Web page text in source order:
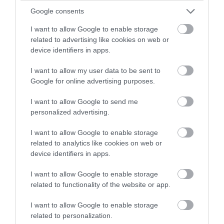
Google consents
I want to allow Google to enable storage
related to advertising like cookies on web or
device identifiers in apps.
I want to allow my user data to be sent to
Google for online advertising purposes.
I want to allow Google to send me
personalized advertising.
I want to allow Google to enable storage
related to analytics like cookies on web or
device identifiers in apps.
I want to allow Google to enable storage
related to functionality of the website or app.
I want to allow Google to enable storage
related to personalization.
επιχειρήσεις
Σήμερα το μεγαλύτερο πανηγύρι του
καλοκαιριού στην Εύβοια
Συρροή πιστών σε αυτό το Μοναστήρι της
Εύβοιας!
Έξοδος Αυγούστου: Οι Αθηναίοι «ψηφίζουν»
Εύβοια για τις διακοπές τους!
Ακολουθήστε το evima.gr στοGoogle News
Διαβάστε όλες τιςτελευταίες ειδήσεις
TAGS: ΕΙΔΗΣΕΙΣ ΕΥΒΟΙΑ